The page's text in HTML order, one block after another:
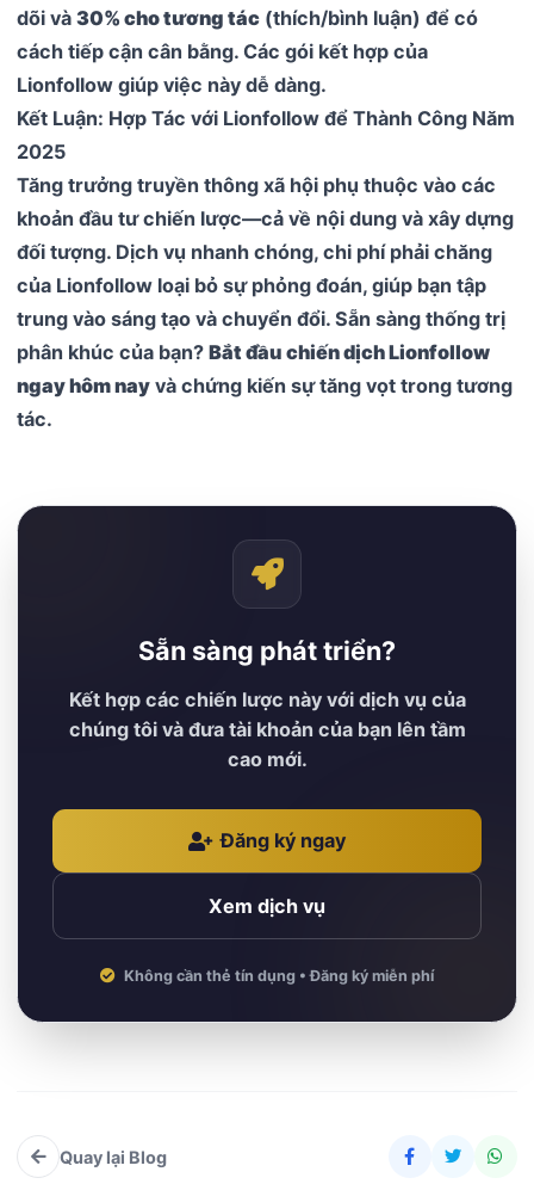
dõi và30% cho tương tác (thích/bình luận) để có
cách tiếp cận cân bằng. Các gói kết hợp của
Lionfollow giúp việc này dễ dàng.
Kết Luận: Hợp Tác với Lionfollow để Thành Công Năm
2025
Tăng trưởng truyền thông xã hội phụ thuộc vào các
khoản đầu tư chiến lược—cả về nội dung và xây dựng
đối tượng. Dịch vụ nhanh chóng, chi phí phải chăng
của Lionfollow loại bỏ sự phỏng đoán, giúp bạn tập
trung vào sáng tạo và chuyển đổi. Sẵn sàng thống trị
phân khúc của bạn?Bắt đầu chiến dịch Lionfollow
ngay hôm nay và chứng kiến sự tăng vọt trong tương
tác.
Sẵn sàng phát triển?
Kết hợp các chiến lược này với dịch vụ của
chúng tôi và đưa tài khoản của bạn lên tầm
cao mới.
Đăng ký ngay
Xem dịch vụ
Không cần thẻ tín dụng • Đăng ký miễn phí
Quay lại Blog